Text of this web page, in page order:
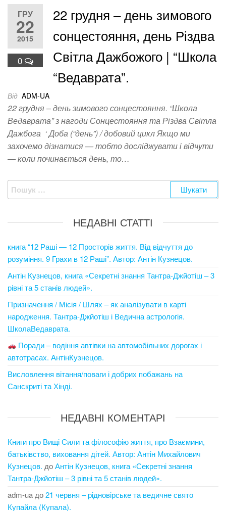
ГРУ
22
2015
0
22 грудня – день зимового
сонцестояння, день Різдва
Світла Дажбожого | “Школа
“Ведаврата”.
Від ADM-UA
22 грудня – день зимового сонцестояння. “Школа
Ведаврата” з нагоди Сонцестояння та Різдва Світла
Дажбога ‘ Доба (“день”) / добовий цикл Якщо ми
захочемо дізнатися — тобто досліджувати і відчути
— коли починається день, то…
Пошук:
НЕДАВНІ СТАТТІ
книга “12 Раші — 12 Просторів життя. Від відчуття до
розуміння. 9 Грахи в 12 Раші”. Автор: Антін Кузнецов.
Антін Кузнецов, книга «Секретні знання Тантра-Джйотіш – 3
рівні та 5 станів людей».
Призначення / Місія / Шлях – як аналізувати в карті
народження. Тантра-Джйотіш і Ведична астрологія.
ШколаВедаврата.
Поради – водіння автівки на автомобільних дорогах і
автотрасах. АнтінКузнецов.
Висловлення вітання/поваги і добрих побажань на
Санскриті та Хінді.
НЕДАВНІ КОМЕНТАРІ
Книги про Вищі Сили та філософію життя, про Взаємини,
батьківство, виховання дітей. Автор: Антін Михайлович
Кузнецов. доАнтін Кузнецов, книга «Секретні знання
Тантра-Джйотіш – 3 рівні та 5 станів людей».
adm-uaдо21 червня – рідновірське та ведичне свято
Купайла (Купала).